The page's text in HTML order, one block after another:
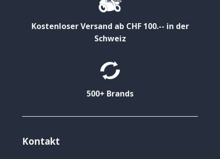
Kostenloser Versand ab CHF 100.-- in der
Schweiz
500+ Brands
Kontakt